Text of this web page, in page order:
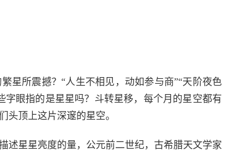
星所震撼？“人生不相见，动如参与商”“天阶夜色
眼指的是星星吗？斗转星移，每个月的星空都有
头顶上这片深邃的星空。
述星星亮度的量，公元前二世纪，古希腊天文学家